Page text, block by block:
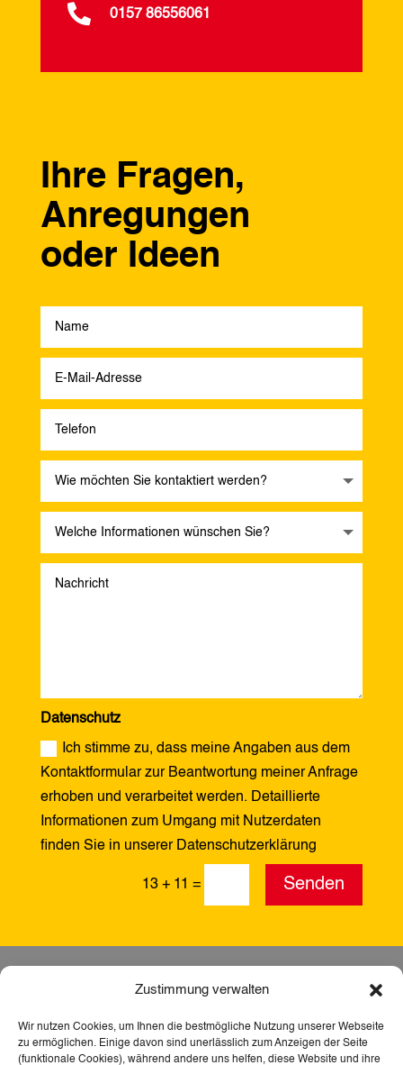
Zustimmung verwalten
Wir nutzen Cookies, um Ihnen die bestmögliche Nutzung unserer Webseite
zu ermöglichen. Einige davon sind unerlässlich zum Anzeigen der Seite
(funktionale Cookies), während andere uns helfen, diese Website und ihre
 0157 86556061
Ihre Fragen,
Anregungen
oder Ideen
Datenschutz
Ich stimme zu, dass meine Angaben aus dem
Kontaktformular zur Beantwortung meiner Anfrage
erhoben und verarbeitet werden. Detaillierte
Informationen zum Umgang mit Nutzerdaten
finden Sie in unserer Datenschutzerklärung
13 + 11 = Senden